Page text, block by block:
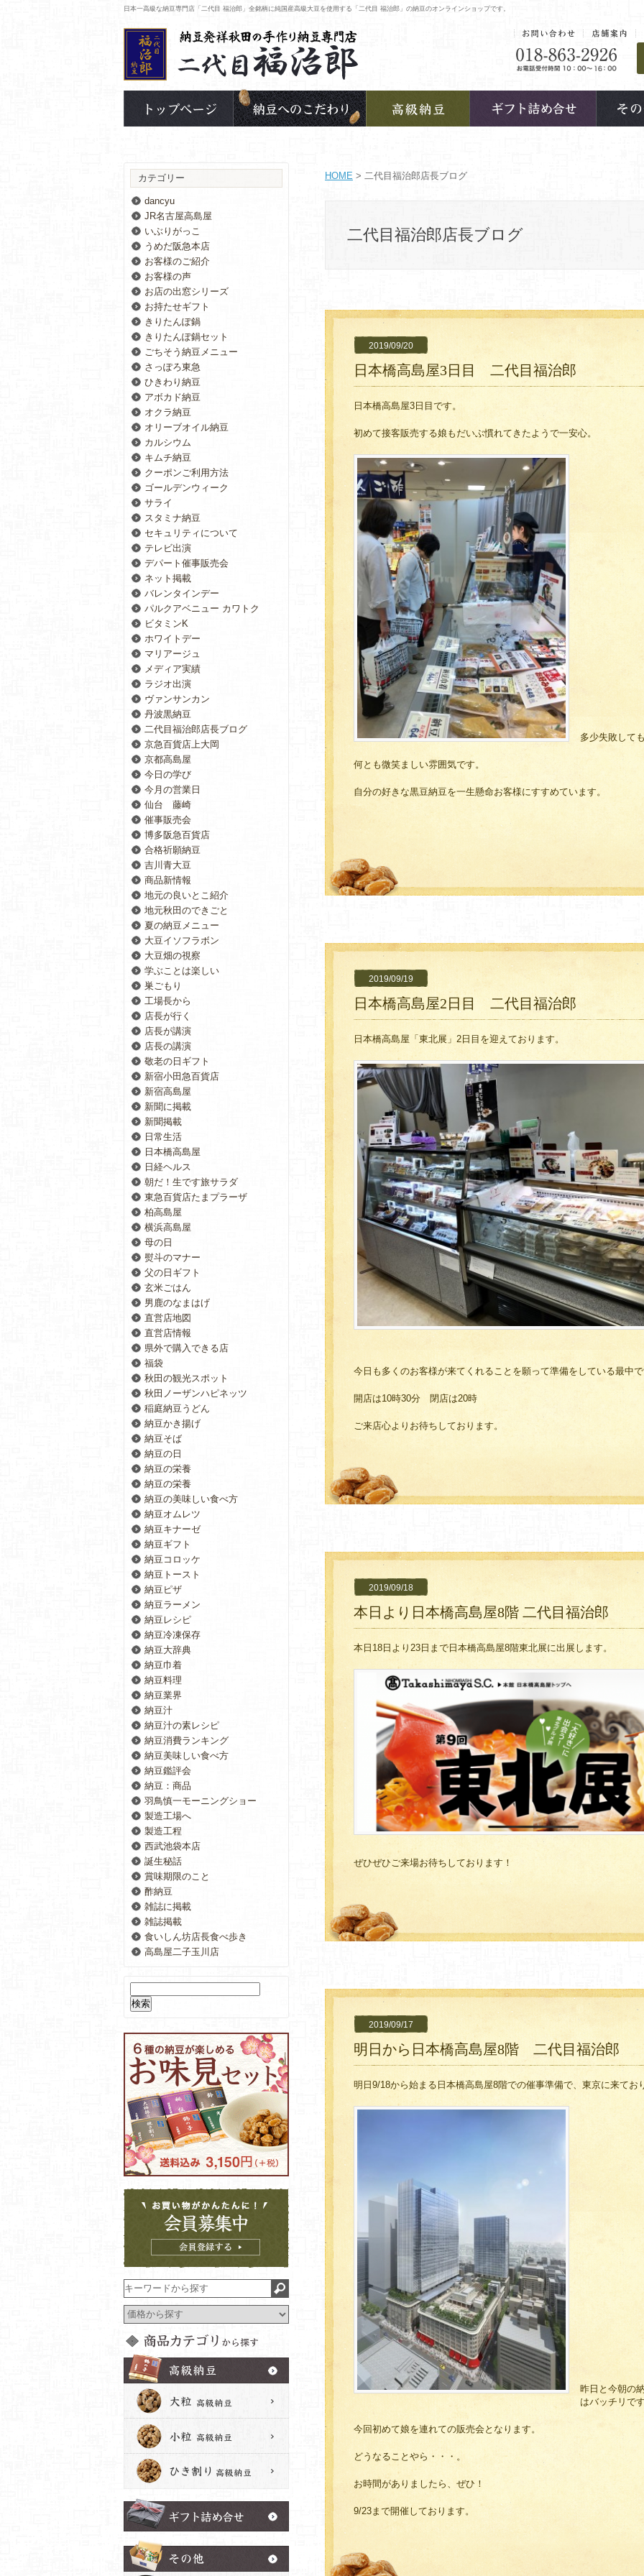
日本一高級な納豆専門店「二代目 福治郎」全銘柄に純国産高級大豆を使用する「二代目 福治郎」の納豆のオンラインショップです。
HOME > 二代目福治郎店長ブログ
二代目福治郎店長ブログ
2019/09/20
日本橋高島屋3日目 二代目福治郎
日本橋高島屋3日目です。
初めて接客販売する娘もだいぶ慣れてきたようで一安心。
多少失敗して
何とも微笑ましい雰囲気です。
自分の好きな黒豆納豆を一生懸命お客様にすすめています。
2019/09/19
日本橋高島屋2日目 二代目福治郎
日本橋高島屋「東北展」2日目を迎えております。
今日も多くのお客様が来てくれることを願って準備をしている最中
開店は10時30分 閉店は20時
ご来店心よりお待ちしております。
2019/09/18
本日より日本橋高島屋8階 二代目福治郎
本日18日より23日まで日本橋高島屋8階東北展に出展します。
ぜひぜひご来場お待ちしております！
2019/09/17
明日から日本橋高島屋8階 二代目福治郎
明日9/18から始まる日本橋高島屋8階での催事準備で、東京に来てお
昨日と今朝の
はバッチリで
今回初めて娘を連れての販売会となります。
どうなることやら・・・。
お時間がありましたら、ぜひ！
9/23まで開催しております。
カテゴリー
dancyu
JR名古屋高島屋
いぶりがっこ
うめだ阪急本店
お客様のご紹介
お客様の声
お店の出窓シリーズ
お持たせギフト
きりたんぽ鍋
きりたんぽ鍋セット
ごちそう納豆メニュー
さっぽろ東急
ひきわり納豆
アボカド納豆
オクラ納豆
オリーブオイル納豆
カルシウム
キムチ納豆
クーポンご利用方法
ゴールデンウィーク
サライ
スタミナ納豆
セキュリティについて
テレビ出演
デパート催事販売会
ネット掲載
バレンタインデー
パルクアベニュー カワトク
ビタミンK
ホワイトデー
マリアージュ
メディア実績
ラジオ出演
ヴァンサンカン
丹波黒納豆
二代目福治郎店長ブログ
京急百貨店上大岡
京都高島屋
今日の学び
今月の営業日
仙台 藤崎
催事販売会
博多阪急百貨店
合格祈願納豆
吉川青大豆
商品新情報
地元の良いとこ紹介
地元秋田のできごと
夏の納豆メニュー
大豆イソフラボン
大豆畑の視察
学ぶことは楽しい
巣ごもり
工場長から
店長が行く
店長が講演
店長の講演
敬老の日ギフト
新宿小田急百貨店
新宿高島屋
新聞に掲載
新聞掲載
日常生活
日本橋高島屋
日経ヘルス
朝だ！生です旅サラダ
東急百貨店たまプラーザ
柏高島屋
横浜高島屋
母の日
熨斗のマナー
父の日ギフト
玄米ごはん
男鹿のなまはげ
直営店地図
直営店情報
県外で購入できる店
福袋
秋田の観光スポット
秋田ノーザンハピネッツ
稲庭納豆うどん
納豆かき揚げ
納豆そば
納豆の日
納豆の栄養
納豆の栄養
納豆の美味しい食べ方
納豆オムレツ
納豆キナーゼ
納豆ギフト
納豆コロッケ
納豆トースト
納豆ピザ
納豆ラーメン
納豆レシピ
納豆冷凍保存
納豆大辞典
納豆巾着
納豆料理
納豆業界
納豆汁
納豆汁の素レシピ
納豆消費ランキング
納豆美味しい食べ方
納豆鑑評会
納豆：商品
羽鳥慎一モーニングショー
製造工場へ
製造工程
西武池袋本店
誕生秘話
賞味期限のこと
酢納豆
雑誌に掲載
雑誌掲載
食いしん坊店長食べ歩き
高島屋二子玉川店
索: